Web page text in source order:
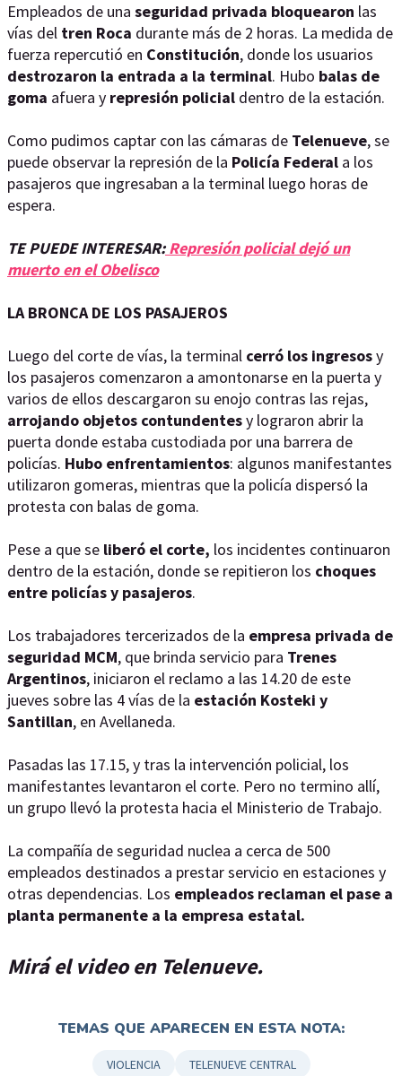
Empleados de una seguridad privada bloquearon las
vías del tren Roca durante más de 2 horas. La medida de
fuerza repercutió en Constitución, donde los usuarios
destrozaron la entrada a la terminal. Hubo balas de
goma afuera y represión policial dentro de la estación.
Como pudimos captar con las cámaras de Telenueve, se
puede observar la represión de la Policía Federal a los
pasajeros que ingresaban a la terminal luego horas de
espera.
TE PUEDE INTERESAR:Represión policial dejó un
muerto en el Obelisco
LA BRONCA DE LOS PASAJEROS
Luego del corte de vías, la terminal cerró los ingresosy
los pasajeros comenzaron a amontonarse en la puerta y
varios de ellos descargaron su enojo contras las rejas,
arrojando objetos contundentesy lograron abrir la
puerta donde estaba custodiada por una barrera de
policías. Hubo enfrentamientos: algunos manifestantes
utilizaron gomeras, mientras que la policía dispersó la
protesta con balas de goma.
Pese a que se liberó el corte, los incidentes continuaron
dentro de la estación, donde se repitieron los choques
entre policías y pasajeros.
Los trabajadores tercerizados de la empresa privada de
seguridad MCM, que brinda servicio para Trenes
Argentinos, iniciaron el reclamo a las 14.20 de este
jueves sobre las 4 vías de la estación Kosteki y
Santillan, en Avellaneda.
Pasadas las 17.15, y tras la intervención policial, los
manifestantes levantaron el corte. Pero no termino allí,
un grupo llevó la protesta hacia el Ministerio de Trabajo.
La compañía de seguridad nuclea a cerca de 500
empleados destinados a prestar servicio en estaciones y
otras dependencias. Los empleados reclaman el pase a
planta permanente a la empresa estatal.
Mirá el video en Telenueve.
TEMAS QUE APARECEN EN ESTA NOTA:
VIOLENCIA TELENUEVE CENTRAL